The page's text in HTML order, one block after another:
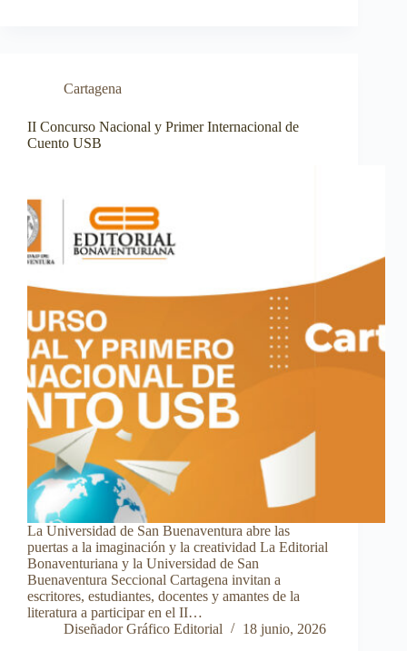
Cartagena
II Concurso Nacional y Primer Internacional de
Cuento USB
La Universidad de San Buenaventura abre las
puertas a la imaginación y la creatividad La Editorial
Bonaventuriana y la Universidad de San
Buenaventura Seccional Cartagena invitan a
escritores, estudiantes, docentes y amantes de la
literatura a participar en el II…
Diseñador Gráfico Editorial
18 junio, 2026